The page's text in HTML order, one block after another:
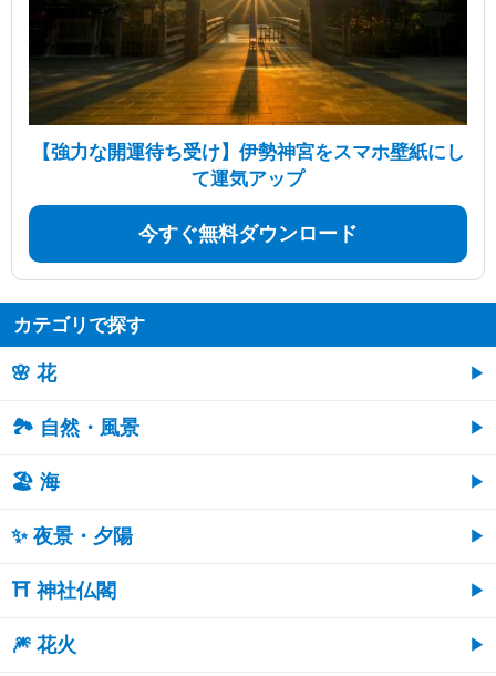
【強力な開運待ち受け】伊勢神宮をスマホ壁紙にし
て運気アップ
今すぐ無料ダウンロード
カテゴリで探す
🌸 花
🏞️ 自然・風景
🏖 海
✨ 夜景・夕陽
⛩ 神社仏閣
🎆 花火